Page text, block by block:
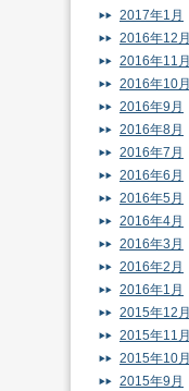
2017年1月
2016年12月
2016年11月
2016年10月
2016年9月
2016年8月
2016年7月
2016年6月
2016年5月
2016年4月
2016年3月
2016年2月
2016年1月
2015年12月
2015年11月
2015年10月
2015年9月